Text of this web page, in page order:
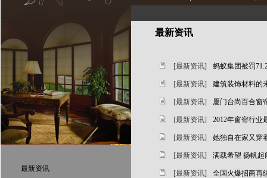
最新资讯
最新资讯
[最新资讯] 蚂蚁集团被罚
[最新资讯] 建筑装饰材料的
[最新资讯] 厦门台尚百合窗
[最新资讯] 2012年窗帘行业
[最新资讯] 她独自在家又穿
[最新资讯] 满载希望 扬帆起
[最新资讯] 全国火爆招商再